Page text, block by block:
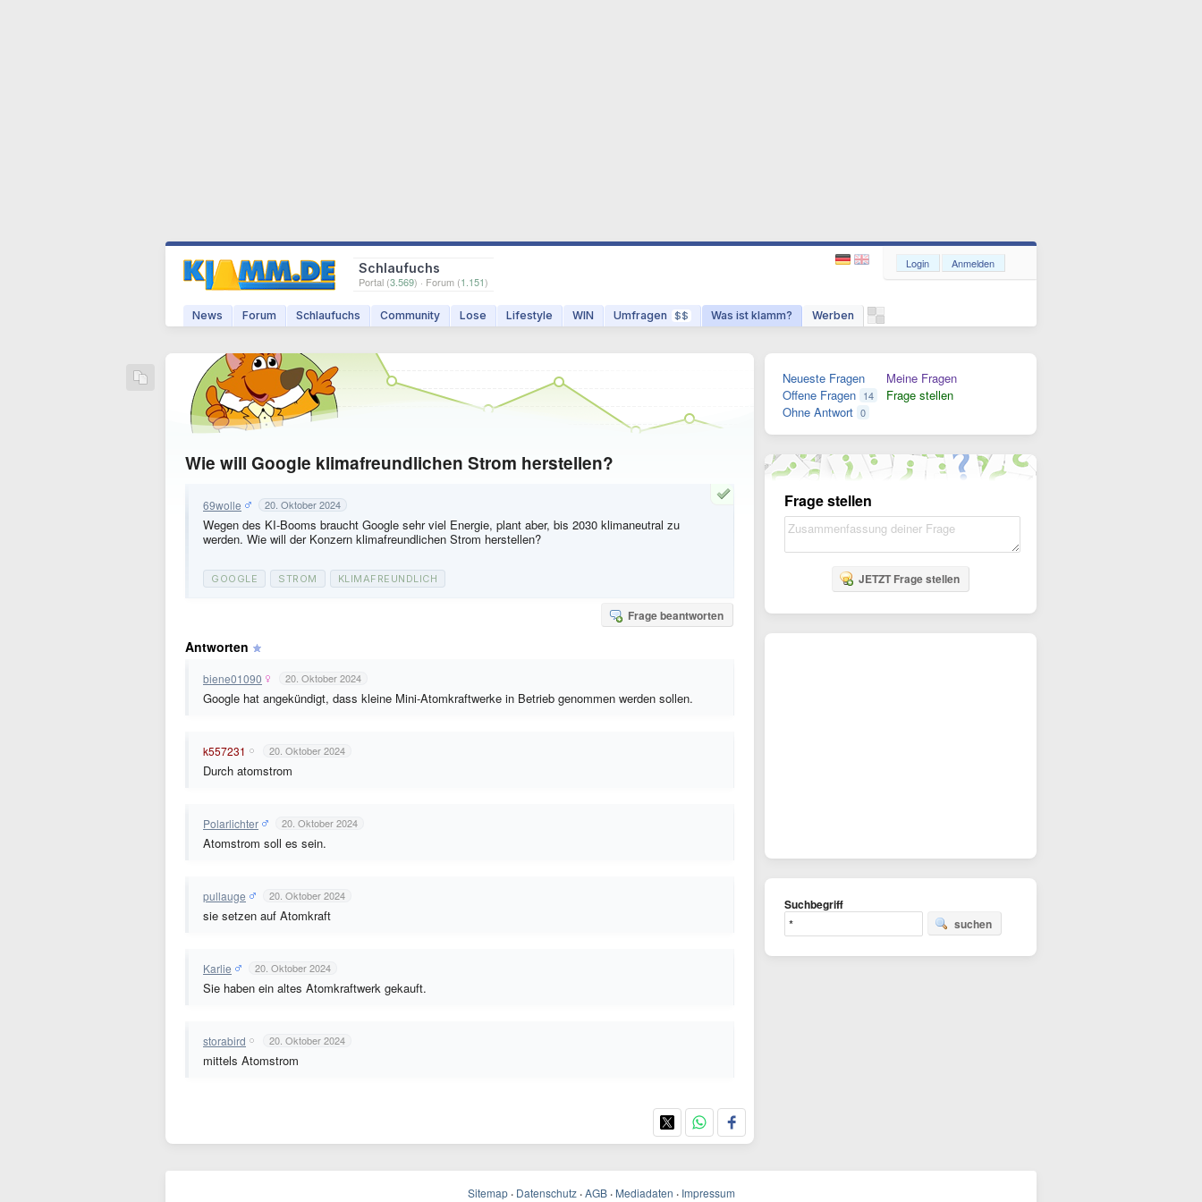
Schlaufuchs
Portal (3.569) · Forum (1.151)
News Forum Schlaufuchs Community Lose Lifestyle WIN Umfragen $$ Was ist klamm? Werben
Login Anmelden
Wie will Google klimafreundlichen Strom herstellen?
69wolle 20. Oktober 2024
Wegen des KI-Booms braucht Google sehr viel Energie, plant aber, bis 2030 klimaneutral zu
werden. Wie will der Konzern klimafreundlichen Strom herstellen?
GOOGLE STROM KLIMAFREUNDLICH
Frage beantworten
Antworten
biene01090 20. Oktober 2024
Google hat angekündigt, dass kleine Mini-Atomkraftwerke in Betrieb genommen werden sollen.
k557231 20. Oktober 2024
Durch atomstrom
Polarlichter 20. Oktober 2024
Atomstrom soll es sein.
pullauge 20. Oktober 2024
sie setzen auf Atomkraft
Karlie 20. Oktober 2024
Sie haben ein altes Atomkraftwerk gekauft.
storabird 20. Oktober 2024
mittels Atomstrom
Neueste Fragen
Offene Fragen 14
Ohne Antwort 0
Meine Fragen
Frage stellen
Frage stellen
JETZT Frage stellen
Suchbegriff
suchen
Sitemap · Datenschutz · AGB · Mediadaten · Impressum